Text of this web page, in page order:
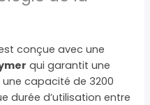
conçue avec une
qui garantit une
capacité de 3200
durée d’utilisation entre